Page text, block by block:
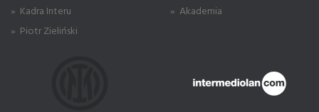
» Kadra Interu
» Piotr Zieliński
» Akademia